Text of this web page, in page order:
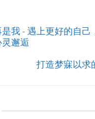
我 - 遇上更好的自己
邂逅
打造梦寐以求